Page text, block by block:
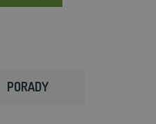
PORADY